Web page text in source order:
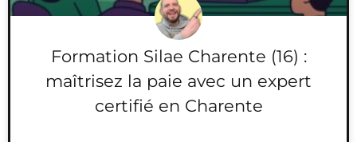
Formation Silae Charente (16) :
maîtrisez la paie avec un expert
certifié en Charente